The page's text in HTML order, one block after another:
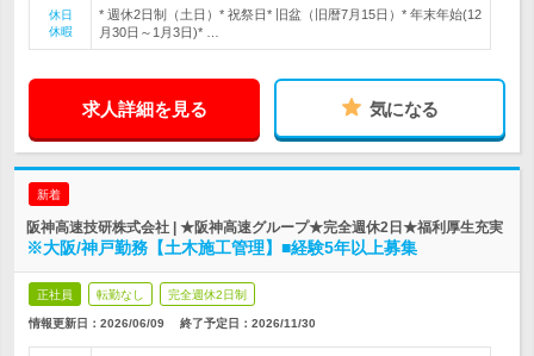
休日
休暇
* 週休2日制（土日）* 祝祭日* 旧盆（旧暦7月15日）* 年末年始(12
月30日～1月3日)* …
求人詳細を見る 気になる
新着
阪神高速技研株式会社 | ★阪神高速グループ★完全週休2日★福利厚生充実
※大阪/神戸勤務【土木施工管理】■経験5年以上募集
正社員 転勤なし 完全週休2日制
情報更新日：2026/06/09 終了予定日： 2026/11/30